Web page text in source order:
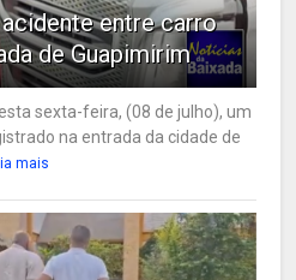
entre carro
de Guapimirim
sexta-feira, (08 de julho), um
na entrada da cidade de
mais